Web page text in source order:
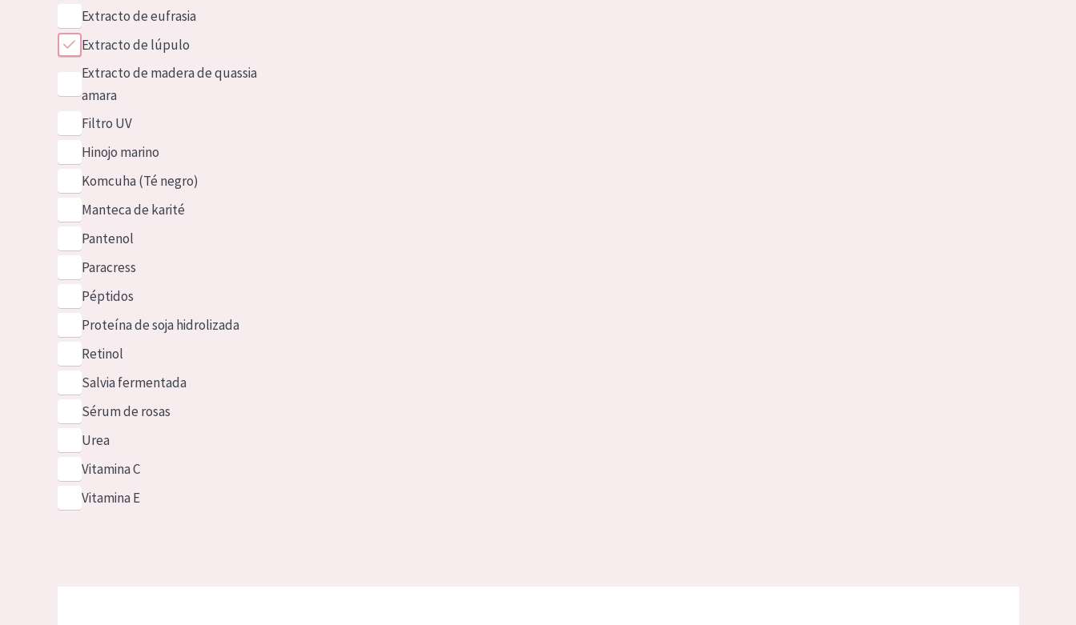
Extracto de eufrasia
Extracto de lúpulo
Extracto de madera de quassia
amara
Filtro UV
Hinojo marino
Komcuha (Té negro)
Manteca de karité
Pantenol
Paracress
Péptidos
Proteína de soja hidrolizada
Retinol
Salvia fermentada
Sérum de rosas
Urea
Vitamina C
Vitamina E